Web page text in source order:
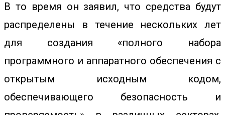
В то время он заявил, что средства будут
распределены в течение нескольких лет
для создания «полного набора
программного и аппаратного обеспечения с
открытым исходным кодом,
обеспечивающего безопасность и